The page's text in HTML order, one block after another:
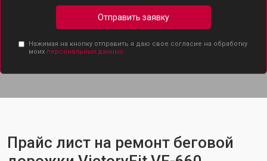
Отправить заявку
Нажимая на кнопку отправить я даю свое согласие на обработку
моих персональных данных.
Прайс лист на ремонт беговой